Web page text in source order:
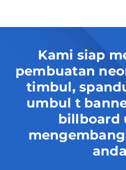
Kami siap
pembuatan
timbul,
umbul t
billboard